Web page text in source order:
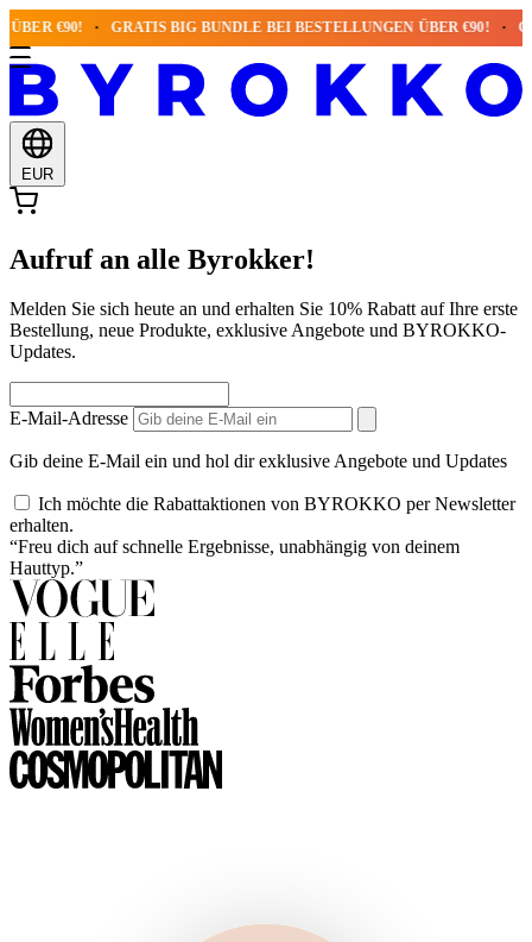
€90! GRATIS BIG BUNDLE BEI BESTELLUNGEN ÜBER €90!
EUR
Aufruf an alle Byrokker!
Melden Sie sich heute an und erhalten Sie 10% Rabatt auf Ihre erste
Bestellung, neue Produkte, exklusive Angebote und BYROKKO-
Updates.
E-Mail-Adresse
Gib deine E-Mail ein und hol dir exklusive Angebote und Updates
Ich möchte die Rabattaktionen von BYROKKO per Newsletter
erhalten.
“Freu dich auf schnelle Ergebnisse, unabhängig von deinem
Hauttyp.”